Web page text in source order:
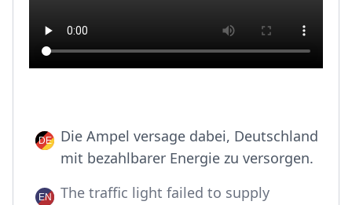
Die Ampel versage dabei, Deutschland
mit bezahlbarer Energie zu versorgen.
The traffic light failed to supply